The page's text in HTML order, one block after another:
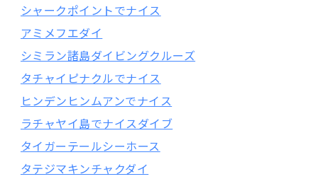
シャークポイントでナイス
アミメフエダイ
シミラン諸島ダイビングクルーズ
タチャイピナクルでナイス
ヒンデンヒンムアンでナイス
ラチャヤイ島でナイスダイブ
タイガーテールシーホース
タテジマキンチャクダイ